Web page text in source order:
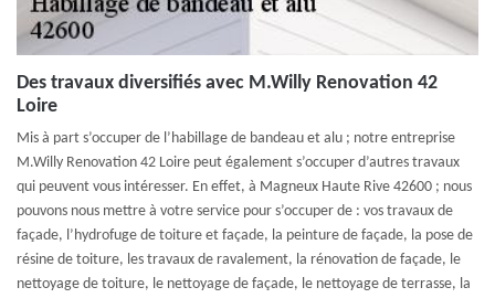
Des travaux diversifiés avec M.Willy Renovation 42
Loire
Mis à part s’occuper de l’habillage de bandeau et alu ; notre entreprise
M.Willy Renovation 42 Loire peut également s’occuper d’autres travaux
qui peuvent vous intéresser. En effet, à Magneux Haute Rive 42600 ; nous
pouvons nous mettre à votre service pour s’occuper de : vos travaux de
façade, l’hydrofuge de toiture et façade, la peinture de façade, la pose de
résine de toiture, les travaux de ravalement, la rénovation de façade, le
nettoyage de toiture, le nettoyage de façade, le nettoyage de terrasse, la